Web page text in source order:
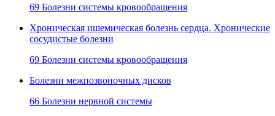
69 Болезни системы кровообращения
Хроническая ишемическая болезнь сердца. Хронические
сосудистые болезни
69 Болезни системы кровообращения
Болезни межпозвоночных дисков
66 Болезни нервной системы